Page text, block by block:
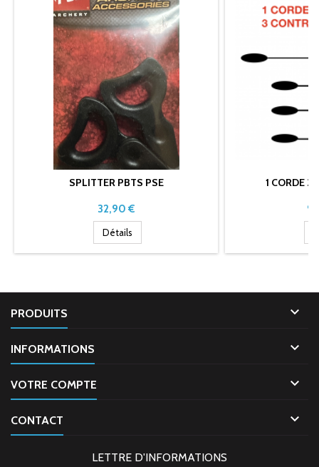
SPLITTER PBTS PSE
Prix
32,90 €
Détails
1 CORDE 3
PRODUITS 
INFORMATIONS 
VOTRE COMPTE 
CONTACT 
LETTRE D'INFORMATIONS